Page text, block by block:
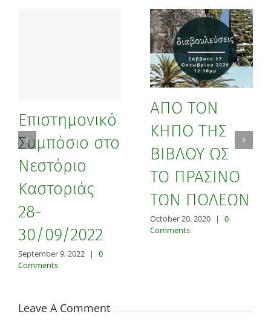
Επιστημονικό
Συμπόσιο στο
Νεστόριο
Καστοριάς
28-
30/09/2022
September 9, 2022 |
0
Comments
ΑΠΟ ΤΟΝ
ΚΗΠΟ ΤΗΣ
ΒΙΒΛΟΥ ΩΣ
ΤΟ ΠΡΑΣΙΝΟ
ΤΩΝ ΠΟΛΕΩΝ
October 20, 2020 |
0
Comments
Leave A Comment